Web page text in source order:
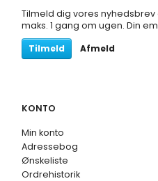
Tilmeld dig vores
maks. 1 gang om ugen. Din
Tilmeld
Afmeld
KONTO
Min konto
Adressebog
Ønskeliste
Ordrehistorik